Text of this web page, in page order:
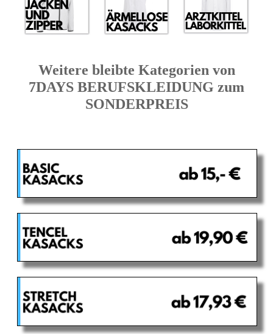
Weitere bleibte Kategorien von
7DAYS BERUFSKLEIDUNG zum
SONDERPREIS